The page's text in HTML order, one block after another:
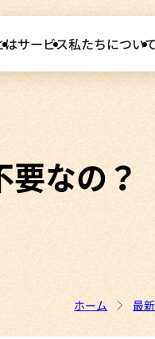
はサービス私たちについ
要なの？
ホーム 最